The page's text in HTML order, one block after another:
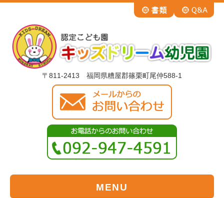
〒811-2413 福岡県糟屋郡篠栗町尾仲588-1
MENU